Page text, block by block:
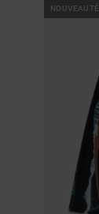
NOUVEAUTÉ